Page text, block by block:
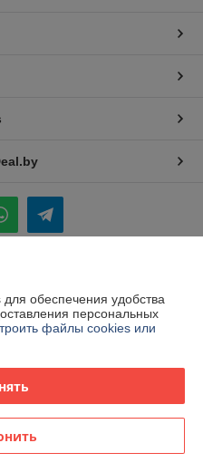
ответственностью
ул. Дайнеко 6
райисполком
обеспечения удобства
персональных
файлы cookies или